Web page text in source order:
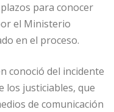
para conocer
el Ministerio
en el proceso.
conoció del incidente
los justiciables, que
de comunicación